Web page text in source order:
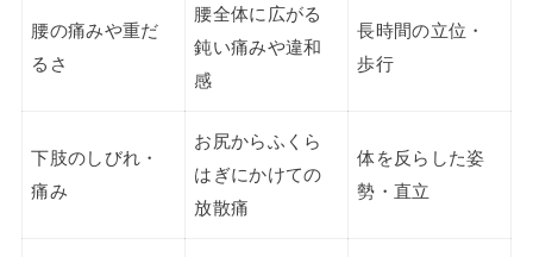
腰の痛みや重だ
るさ
腰全体に広がる
鈍い痛みや違和
感
長時間の立位・
歩行
下肢のしびれ・
痛み
お尻からふくら
はぎにかけての
放散痛
体を反らした姿
勢・直立